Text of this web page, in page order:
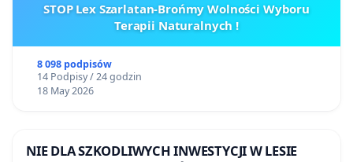
STOP Lex Szarlatan-Brońmy Wolności Wyboru
Terapii Naturalnych !
8 098 podpisów
14 Podpisy / 24 godzin
18 May 2026
NIE DLA SZKODLIWYCH INWESTYCJI W LESIE